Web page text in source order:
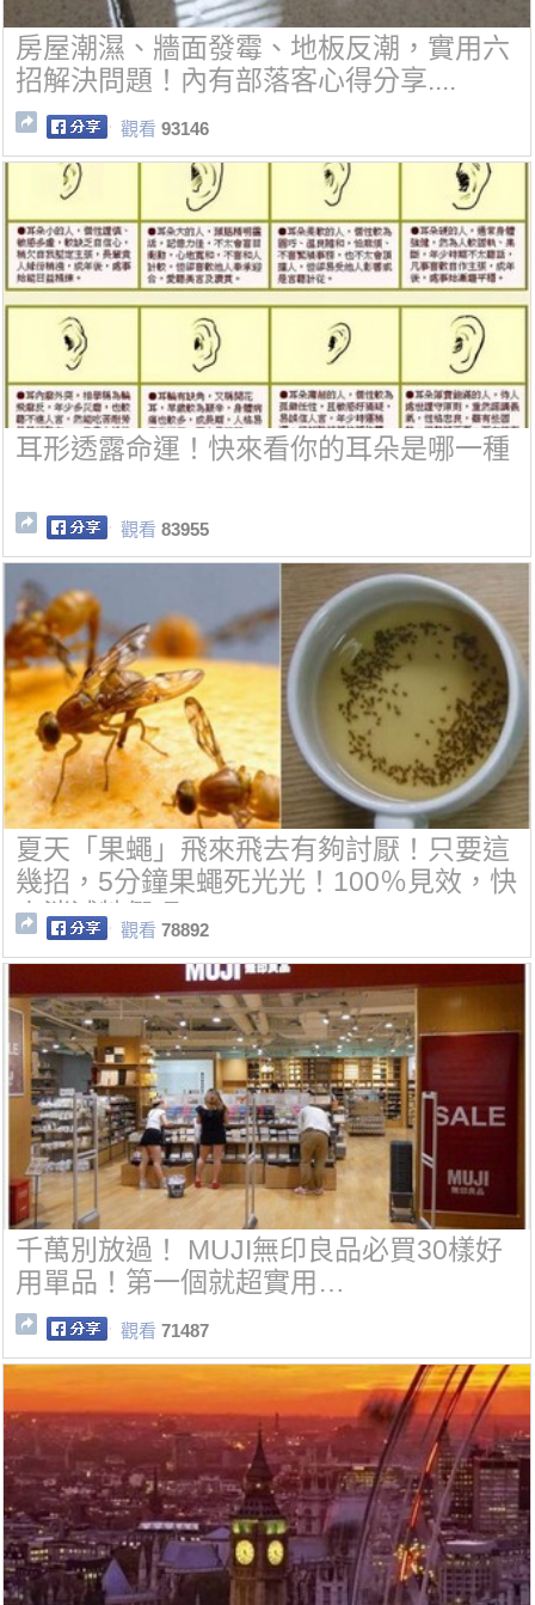
房屋潮濕、牆面發霉、地板反潮，實用六
招解決問題！內有部落客心得分享....
觀看 93146
耳形透露命運！快來看你的耳朵是哪一種
觀看 83955
夏天「果蠅」飛來飛去有夠討厭！只要這
幾招，5分鐘果蠅死光光！100％見效，快
來消滅牠們吧~
觀看 78892
千萬別放過！ MUJI無印良品必買30樣好
用單品！第一個就超實用…
觀看 71487